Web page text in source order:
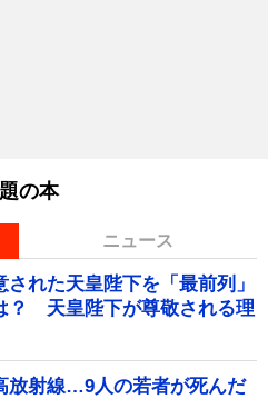
の本
ニュース
れた天皇陛下を「最前列」
？ 天皇陛下が尊敬される理
放射線…9人の若者が死んだ